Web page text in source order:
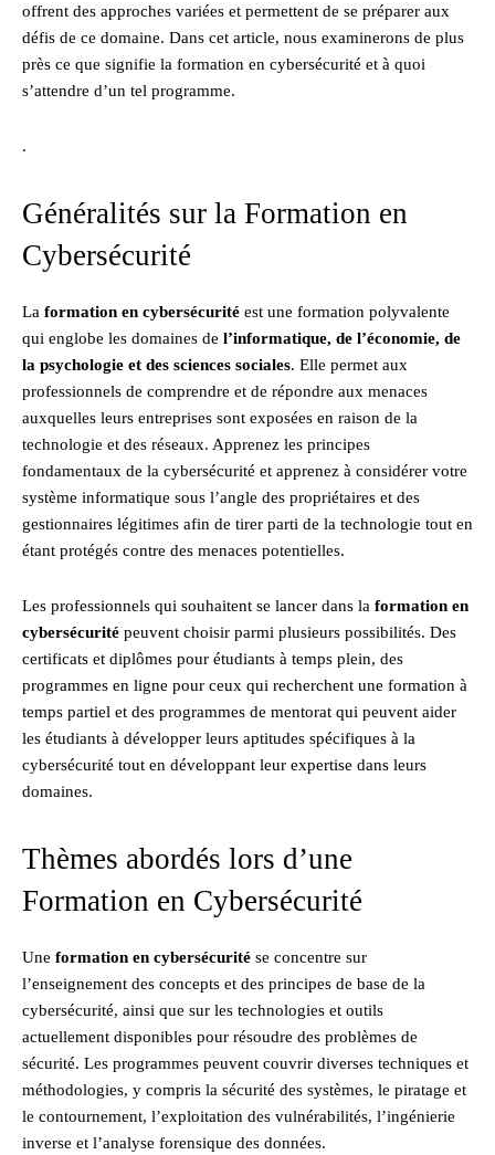
offrent des approches variées et permettent de se préparer aux
défis de ce domaine. Dans cet article, nous examinerons de plus
près ce que signifie la formation en cybersécurité et à quoi
s’attendre d’un tel programme.
.
Généralités sur la Formation en
Cybersécurité
La formation en cybersécurité est une formation polyvalente
qui englobe les domaines de l’informatique, de l’économie, de
la psychologie et des sciences sociales. Elle permet aux
professionnels de comprendre et de répondre aux menaces
auxquelles leurs entreprises sont exposées en raison de la
technologie et des réseaux. Apprenez les principes
fondamentaux de la cybersécurité et apprenez à considérer votre
système informatique sous l’angle des propriétaires et des
gestionnaires légitimes afin de tirer parti de la technologie tout en
étant protégés contre des menaces potentielles.
Les professionnels qui souhaitent se lancer dans la formation en
cybersécurité peuvent choisir parmi plusieurs possibilités. Des
certificats et diplômes pour étudiants à temps plein, des
programmes en ligne pour ceux qui recherchent une formation à
temps partiel et des programmes de mentorat qui peuvent aider
les étudiants à développer leurs aptitudes spécifiques à la
cybersécurité tout en développant leur expertise dans leurs
domaines.
Thèmes abordés lors d’une
Formation en Cybersécurité
Une formation en cybersécurité se concentre sur
l’enseignement des concepts et des principes de base de la
cybersécurité, ainsi que sur les technologies et outils
actuellement disponibles pour résoudre des problèmes de
sécurité. Les programmes peuvent couvrir diverses techniques et
méthodologies, y compris la sécurité des systèmes, le piratage et
le contournement, l’exploitation des vulnérabilités, l’ingénierie
inverse et l’analyse forensique des données.